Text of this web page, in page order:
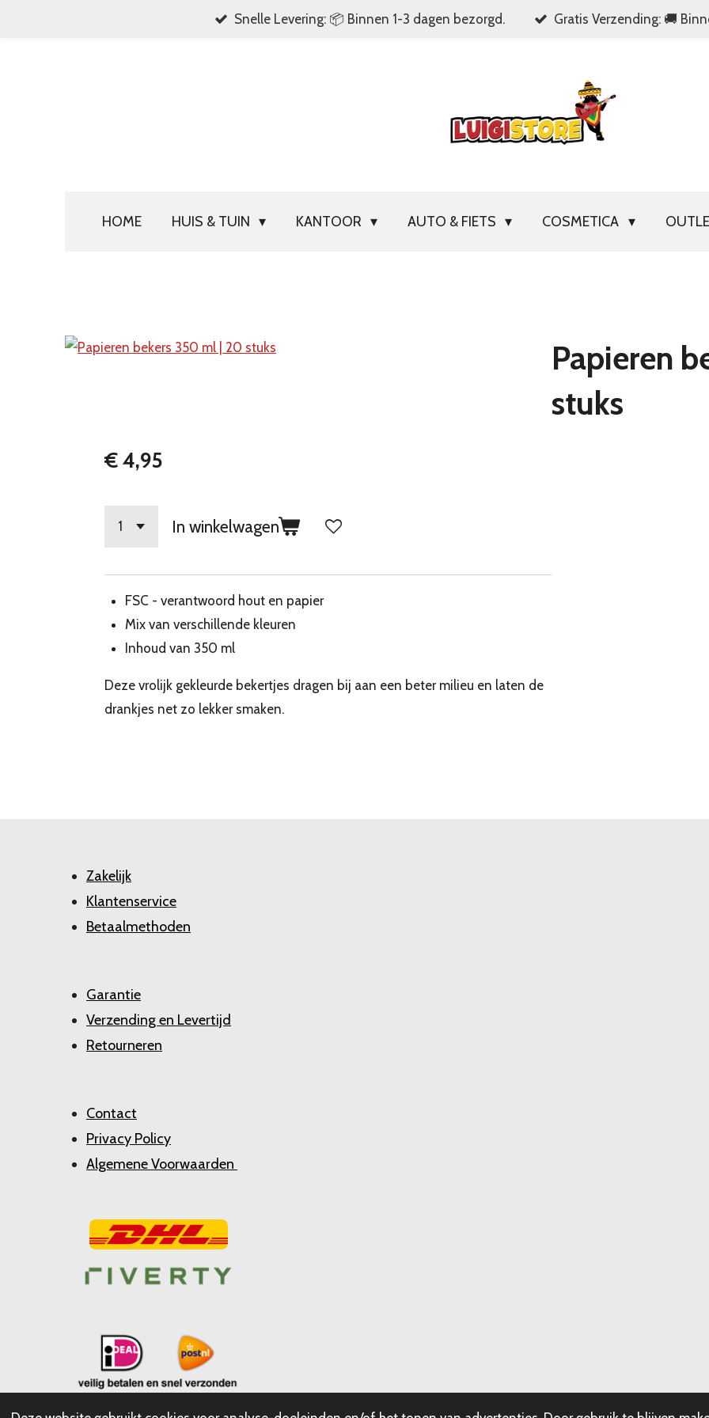
Snelle Levering: 📦 Binnen 1-3 dagen bezorgd. Gratis Verzending: 🚚
HOME HUIS & TUIN KANTOOR AUTO & FIETS COSMETICA
Papieren
stuks
€ 4,95
In winkelwagen
FSC - verantwoord hout en papier
Mix van verschillende kleuren
Inhoud van 350 ml
Deze vrolijk gekleurde bekertjes dragen bij aan een beter milieu en laten de
drankjes net zo lekker smaken.
Zakelijk
Klantenservice
Betaalmethoden
Garantie
Verzending en Levertijd
Retourneren
Contact
Privacy Policy
Algemene Voorwaarden